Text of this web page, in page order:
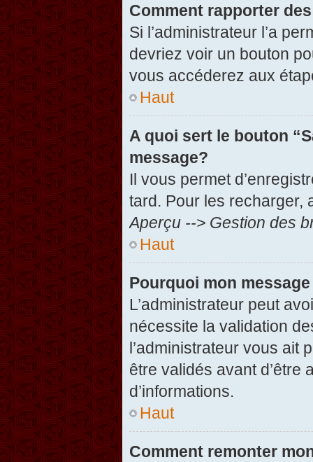
Comment rapporter
Si l’administrateur l’a
devriez voir un bouton
vous accéderez aux
Haut
A quoi sert le bouton
message?
Il vous permet
tard. Pour les recharger,
Aperçu --> Gestion des
Haut
Pourquoi mon
L’administrateur peut
nécessite la validation
l’administrateur vous ait
être validés avant d’être
d’informations.
Haut
Comment remonter